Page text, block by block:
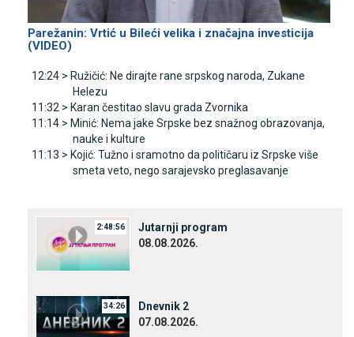
Parežanin: Vrtić u Bileći velika i značajna investicija
(VIDEO)
12:24 > Ružičić: Ne dirajte rane srpskog naroda, Zukane
Helezu
11:32 > Karan čestitao slavu grada Zvornika
11:14 > Minić: Nema jake Srpske bez snažnog obrazovanja,
nauke i kulture
11:13 > Kojić: Tužno i sramotno da političaru iz Srpske više
smeta veto, nego sarajevsko preglasavanje
2:48:56
Јutarnji program
08.08.2026.
34:26
Dnevnik 2
07.08.2026.